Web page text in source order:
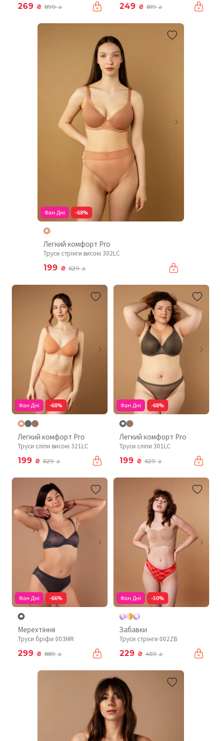
269 ₴ 899₴ 249 ₴ 819₴
Фан Дні -68%
Легкий комфорт Pro
Труси стрінги високі 302LC
199 ₴ 629₴
Фан Дні -68%
Легкий комфорт Pro
Труси сліпи високі 321LC
199 ₴ 629₴
Фан Дні -68%
Легкий комфорт Pro
Труси сліпи 301LC
199 ₴ 629₴
Фан Дні -66%
Мерехтіння
Труси бріфи 003MR
299 ₴ 889₴
Фан Дні -50%
Забавки
Труси стрінги 002ZB
229 ₴ 459₴